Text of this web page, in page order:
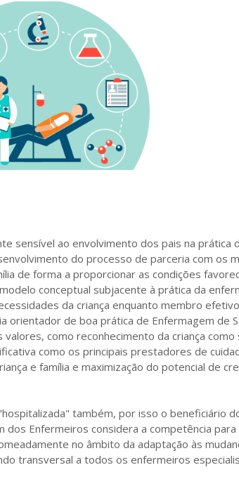
sensível ao envolvimento dos pais na prática
do processo de parceria com os
de forma a proporcionar as condições
conceptual subjacente à prática da
da criança enquanto membro
orientador de boa prática de Enfermagem de
como reconhecimento da criança como
como os principais prestadores de
e família e maximização do potencial de
também, por isso o beneficiário
dos Enfermeiros considera a competência para
no âmbito da adaptação às
transversal a todos os enfermeiros